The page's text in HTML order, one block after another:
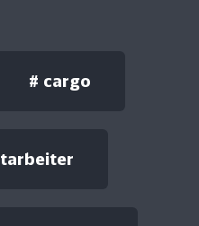
# cargo